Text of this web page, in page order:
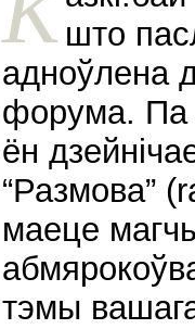
што
адноўлена
форума. Па
ён
“Размова”
маеце
тэмы